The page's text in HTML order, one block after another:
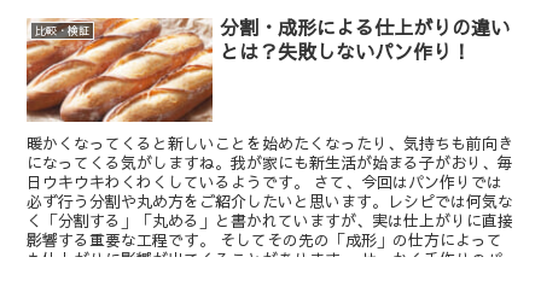
比較・検証
分割・成形による仕上がりの違い
とは？失敗しないパン作り！
暖かくなってくると新しいことを始めたくなったり、気持ちも前向き
になってくる気がしますね。我が家にも新生活が始まる子がおり、毎
日ウキウキわくわくしているようです。 さて、今回はパン作りでは
必ず行う分割や丸め方をご紹介したいと思います。レシピでは何気な
く「分割する」「丸める」と書かれていますが、実は仕上がりに直接
影響する重要な工程です。 そしてその先の「成形」の仕方によって
も仕上がりに影響が出てくることがあります。 せっかく手作りのパ